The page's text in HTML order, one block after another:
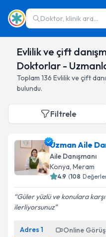
Doktor, klinik ara...
Evlilik ve çift
Doktorlar -
Toplam 136 Evlilik ve çift
bulundu.
Filtrele
Uzman Aile
Aile Danışmanı
Konya, Meram
4.9 (108
Güler yüzlü ve konulara
ilerliyorsunuz
Adres 1 Online